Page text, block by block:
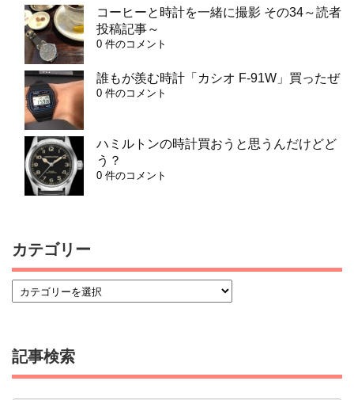
コーヒーと時計を一緒に撮影 その34～読者
投稿記事～
0 件のコメント
誰もが羨む時計「カシオ F-91W」買ったぜ
0 件のコメント
ハミルトンの時計買おうと思うんだけどど
う？
0 件のコメント
カテゴリー
記事検索